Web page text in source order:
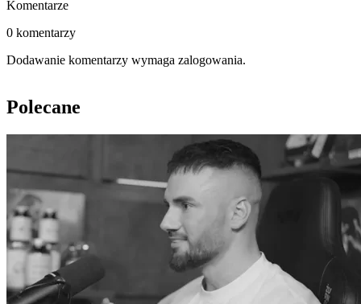
Komentarze
0 komentarzy
Dodawanie komentarzy wymaga zalogowania.
Polecane